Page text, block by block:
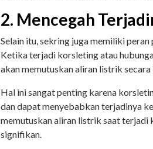
2. Mencegah
Selain itu, sekring juga memiliki
Ketika terjadi korsleting atau
akan memutuskan aliran listrik secara
Hal ini sangat penting karena
dan dapat menyebabkan terjadinya
memutuskan aliran listrik saat
signifikan.